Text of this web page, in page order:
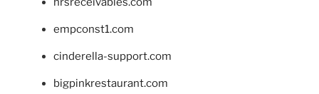
empconst1.com
cinderella-support.com
bigpinkrestaurant.com